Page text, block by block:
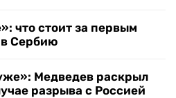
что стоит за первым
в Сербию
Медведев раскрыл
разрыва с Россией